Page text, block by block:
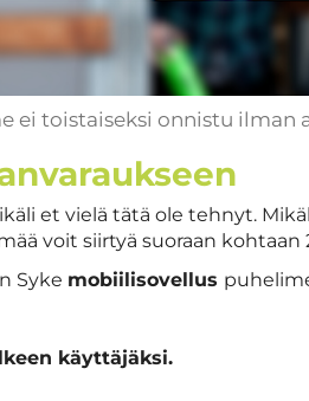
ei toistaiseksi onnistu ilman
et vielä tätä ole tehnyt.
voit siirtyä suoraan kohtaan
Syke mobiilisovellus
käyttäjäksi.